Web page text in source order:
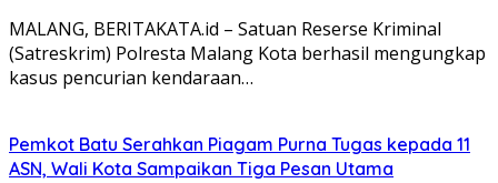
MALANG, BERITAKATA.id – Satuan Reserse Kriminal
(Satreskrim) Polresta Malang Kota berhasil mengungkap
kasus pencurian kendaraan…
Pemkot Batu Serahkan Piagam Purna Tugas kepada 11
ASN, Wali Kota Sampaikan Tiga Pesan Utama